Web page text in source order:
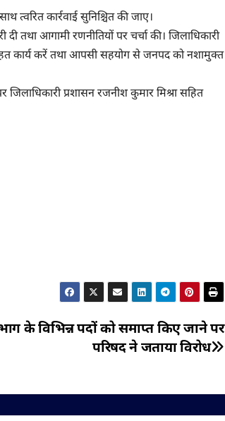
त्वरित कार्रवाई सुनिश्चित की जाए।
तथा आगामी रणनीतियों पर चर्चा की। जिलाधिकारी
कार्य करें तथा आपसी सहयोग से जनपद को नशामुक्त
प्रशासन रजनीश कुमार मिश्रा सहित
के विभिन्न पदों को समाप्त किए जाने पर
परिषद ने जताया विरोध